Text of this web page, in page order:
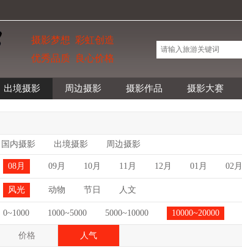
摄影梦想 彩虹创造
优秀品质 良心价格
出境摄影 周边摄影 摄影作品 摄影大赛
国内摄影 出境摄影 周边摄影
08月 09月 10月 11月 12月 01月 02月
风光 动物 节日 人文
0~1000 1000~5000 5000~10000 10000~20000
价格 人气